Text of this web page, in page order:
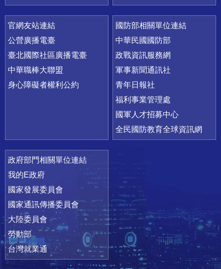
官網友站連結
公營廣播電臺
臺北國際社區廣播電臺
中華職棒大聯盟
身心障礙者權利公約
國防部相關單位連結
中華民國國防部
政戰資訊服務網
軍事新聞通訊社
青年日報社
福利事業管理處
國軍人才招募中心
全民國防教育全球資訊網
政府部門相關單位連結
我的E政府
國家發展委員會
國家通訊傳播委員會
大陸委員會
勞動部
台灣就業通